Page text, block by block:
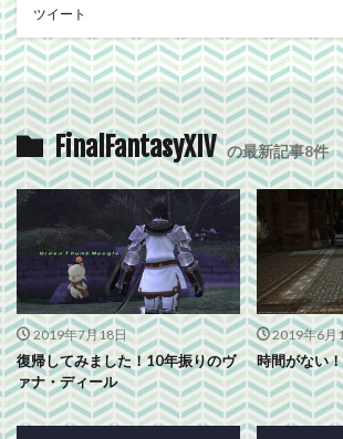
ツイート
FinalFantasyXIV の最新記事8件
2019年7月18日
復帰してみました！10年振りのヴ
ァナ・ディール
2019年6月
時間がない！